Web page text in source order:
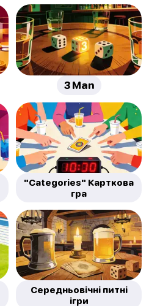
3 Man
"Categories" Карткова
гра
Середньовічні питні
ігри